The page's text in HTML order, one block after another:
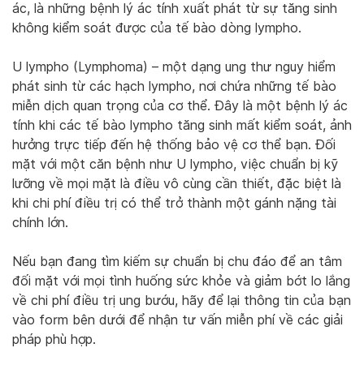
ác, là những bệnh lý ác tính xuất phát từ sự tăng sinh
không kiểm soát được của tế bào dòng lympho.
U lympho (Lymphoma) – một dạng ung thư nguy hiểm
phát sinh từ các hạch lympho, nơi chứa những tế bào
miễn dịch quan trọng của cơ thể. Đây là một bệnh lý ác
tính khi các tế bào lympho tăng sinh mất kiểm soát, ảnh
hưởng trực tiếp đến hệ thống bảo vệ cơ thể bạn. Đối
mặt với một căn bệnh như U lympho, việc chuẩn bị kỹ
lưỡng về mọi mặt là điều vô cùng cần thiết, đặc biệt là
khi chi phí điều trị có thể trở thành một gánh nặng tài
chính lớn.
Nếu bạn đang tìm kiếm sự chuẩn bị chu đáo để an tâm
đối mặt với mọi tình huống sức khỏe và giảm bớt lo lắng
về chi phí điều trị ung bướu, hãy để lại thông tin của bạn
vào form bên dưới để nhận tư vấn miễn phí về các giải
pháp phù hợp.